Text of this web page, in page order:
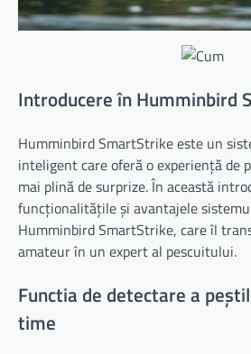
Introducere în Humminbird
Humminbird SmartStrike este un
inteligent care oferă o experiență de
mai plină de surprize. În această
funcționalitățile și avantajele
Humminbird SmartStrike, care îl
amateur în un expert al pescuitului.
Functia de detectare a
time